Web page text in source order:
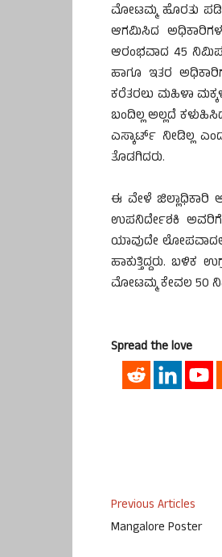
ಮೋಟಮ್ಮ ಹೊರತು
ಆಗಮಿಸಿದ
ಆರಂಭವಾದ 45
ಹಾಗೂ ಇತರ
ಕರೆತರಲು ಮಹಿಳಾ
ಬಂದಿಲ್ಲ ಅಲ್ಲದೆ
ಎಸ್ಕಾರ್ಟ್ ನೀಡಿಲ್ಲ
ತೊಡಗಿದರು.
ಈ ವೇಳೆ ಜಿಲ್ಲಾಧಿಕಾರಿ
ಉಪನಿರ್ದೇಶಕಿ ಅವರಿಗೆ
ಯಾವುದೇ
ಹಾಕುತ್ತಿದ್ದರು.
ಮೋಟಮ್ಮ ಕೇವಲ 50
Spread the love
Previous Articles
Mangalore Poster